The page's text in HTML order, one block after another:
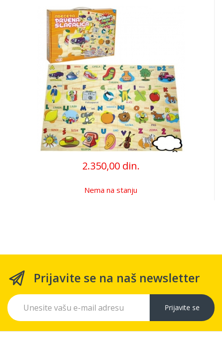
2.350,00 din.
Nema na stanju
Prijavite se na naš newsletter
Prijavite se